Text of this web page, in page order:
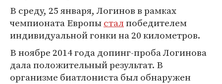
В среду, 25 января, Логинов в рамках
чемпионата Европысталпобедителем
индивидуальной гонки на 20 километров.
В ноябре 2014 года допинг-проба Логинова
дала положительный результат. В
организме биатлониста был обнаружен